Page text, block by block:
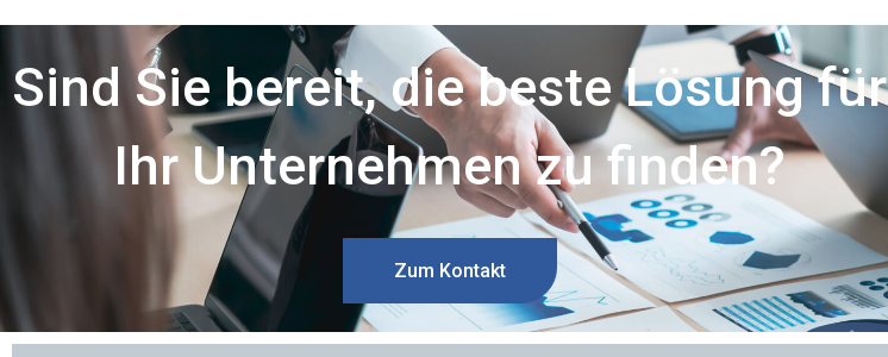
Sind Sie bereit, die beste Lösung für
Ihr Unternehmen zu finden?
Zum Kontakt